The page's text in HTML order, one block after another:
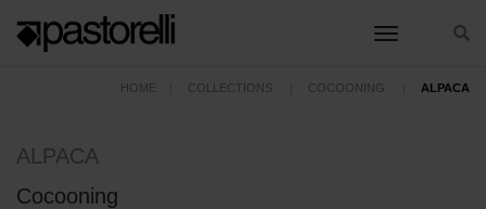
toggle
HOME COLLECTIONS COCOONING ALPACA
ALPACA
Cocooning